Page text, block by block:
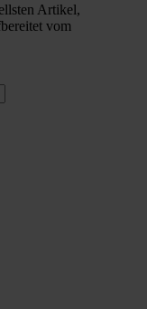
Artikel,
vom